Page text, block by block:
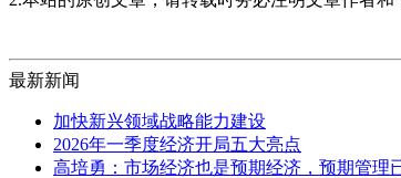
最新新闻
加快新兴领域战略能力建设
2026年一季度经济开局五大亮点
高培勇：市场经济也是预期经济，预期管理